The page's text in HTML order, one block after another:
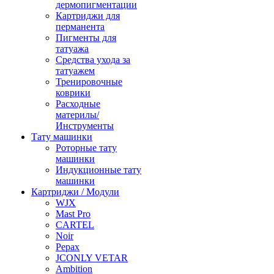
дермопигментации
Картриджи для
перманента
Пигменты для
татуажа
Средства ухода за
татуажем
Тренировочные
коврики
Расходные
материлы/
Инструменты
Тату машинки
Роторные тату
машинки
Индукционные тату
машинки
Картриджи / Модули
WJX
Mast Pro
CARTEL
Noir
Pepax
JCONLY VETAR
Ambition